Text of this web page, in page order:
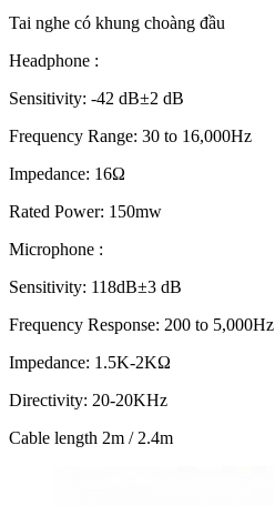
Tai nghe có khung choàng đầu
Headphone :
Sensitivity: -42 dB±2 dB
Frequency Range: 30 to 16,000Hz
Impedance: 16Ω
Rated Power: 150mw
Microphone :
Sensitivity: 118dB±3 dB
Frequency Response: 200 to 5,000Hz
Impedance: 1.5K-2KΩ
Directivity: 20-20KHz
Cable length 2m / 2.4m